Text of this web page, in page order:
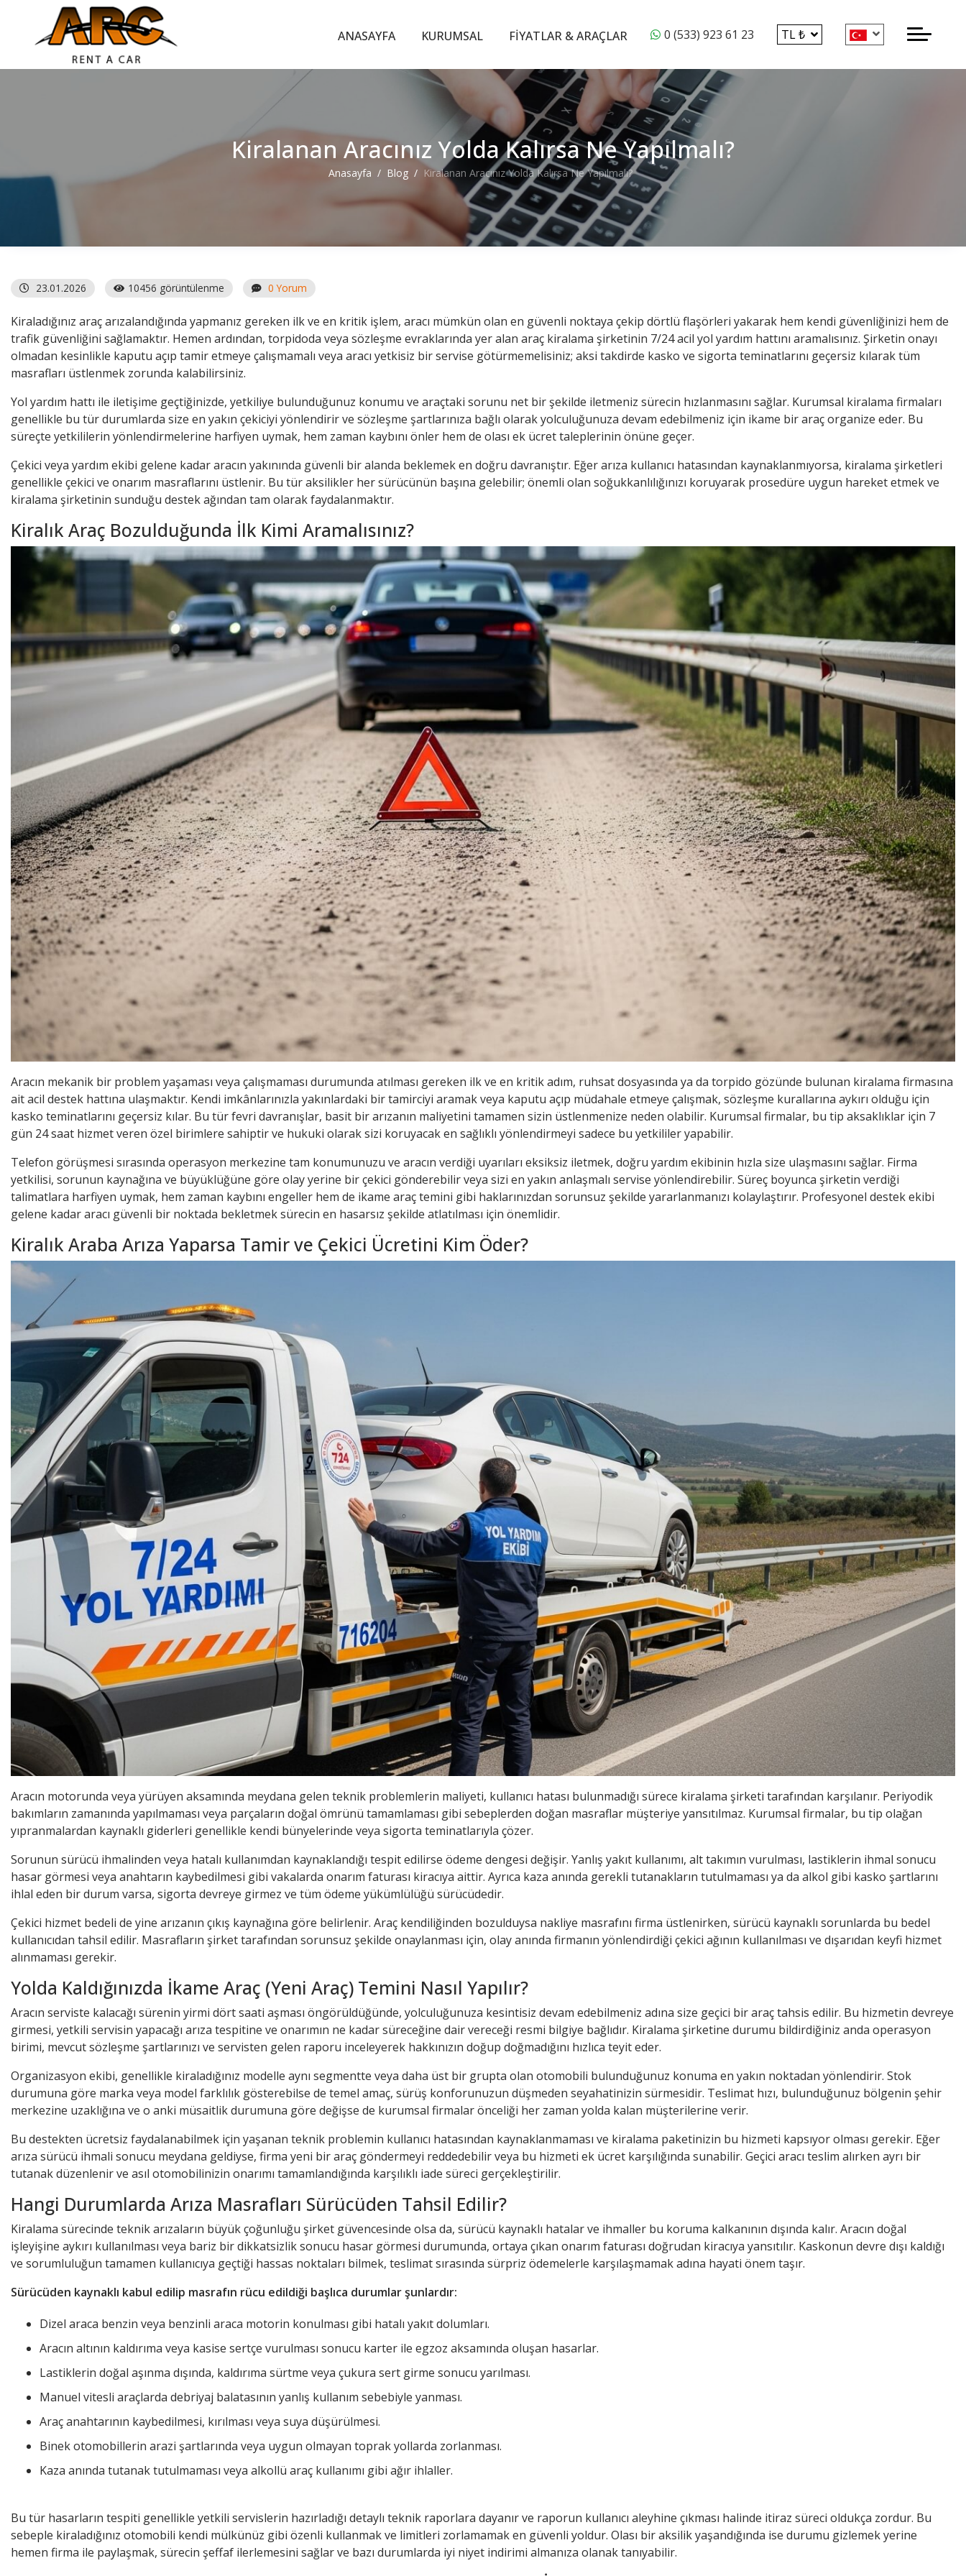
0 (533) 923 61 23 TL ₺
ANASAYFA KURUMSAL FIYATLAR & ARAÇLAR
Kiralanan Aracınız Yolda Kalırsa Ne Yapılmalı?
Anasayfa Blog Kiralanan Aracınız Yolda Kalırsa Ne Yapılmalı?
23.01.2026 10456 görüntülenme 0 Yorum
Kiraladığınız araç arızalandığında yapmanız gereken ilk ve en kritik işlem, aracı mümkün olan en güvenli noktaya çekip dörtlü flaşörleri yakarak hem kendi güvenliğinizi hem de
trafik güvenliğini sağlamaktır. Hemen ardından, torpidoda veya sözleşme evraklarında yer alan araç kiralama şirketinin 7/24 acil yol yardım hattını aramalısınız. Şirketin onayı
olmadan kesinlikle kaputu açıp tamir etmeye çalışmamalı veya aracı yetkisiz bir servise götürmemelisiniz; aksi takdirde kasko ve sigorta teminatlarını geçersiz kılarak tüm
masrafları üstlenmek zorunda kalabilirsiniz.
Yol yardım hattı ile iletişime geçtiğinizde, yetkiliye bulunduğunuz konumu ve araçtaki sorunu net bir şekilde iletmeniz sürecin hızlanmasını sağlar. Kurumsal kiralama firmaları
genellikle bu tür durumlarda size en yakın çekiciyi yönlendirir ve sözleşme şartlarınıza bağlı olarak yolculuğunuza devam edebilmeniz için ikame bir araç organize eder. Bu
süreçte yetkililerin yönlendirmelerine harfiyen uymak, hem zaman kaybını önler hem de olası ek ücret taleplerinin önüne geçer.
Çekici veya yardım ekibi gelene kadar aracın yakınında güvenli bir alanda beklemek en doğru davranıştır. Eğer arıza kullanıcı hatasından kaynaklanmıyorsa, kiralama şirketleri
genellikle çekici ve onarım masraflarını üstlenir. Bu tür aksilikler her sürücünün başına gelebilir; önemli olan soğukkanlılığınızı koruyarak prosedüre uygun hareket etmek ve
kiralama şirketinin sunduğu destek ağından tam olarak faydalanmaktır.
Kiralık Araç Bozulduğunda İlk Kimi Aramalısınız?
Aracın mekanik bir problem yaşaması veya çalışmaması durumunda atılması gereken ilk ve en kritik adım, ruhsat dosyasında ya da torpido gözünde bulunan kiralama firmasına
ait acil destek hattına ulaşmaktır. Kendi imkânlarınızla yakınlardaki bir tamirciyi aramak veya kaputu açıp müdahale etmeye çalışmak, sözleşme kurallarına aykırı olduğu için
kasko teminatlarını geçersiz kılar. Bu tür fevri davranışlar, basit bir arızanın maliyetini tamamen sizin üstlenmenize neden olabilir. Kurumsal firmalar, bu tip aksaklıklar için 7
gün 24 saat hizmet veren özel birimlere sahiptir ve hukuki olarak sizi koruyacak en sağlıklı yönlendirmeyi sadece bu yetkililer yapabilir.
Telefon görüşmesi sırasında operasyon merkezine tam konumunuzu ve aracın verdiği uyarıları eksiksiz iletmek, doğru yardım ekibinin hızla size ulaşmasını sağlar. Firma
yetkilisi, sorunun kaynağına ve büyüklüğüne göre olay yerine bir çekici gönderebilir veya sizi en yakın anlaşmalı servise yönlendirebilir. Süreç boyunca şirketin verdiği
talimatlara harfiyen uymak, hem zaman kaybını engeller hem de ikame araç temini gibi haklarınızdan sorunsuz şekilde yararlanmanızı kolaylaştırır. Profesyonel destek ekibi
gelene kadar aracı güvenli bir noktada bekletmek sürecin en hasarsız şekilde atlatılması için önemlidir.
Kiralık Araba Arıza Yaparsa Tamir ve Çekici Ücretini Kim Öder?
Aracın motorunda veya yürüyen aksamında meydana gelen teknik problemlerin maliyeti, kullanıcı hatası bulunmadığı sürece kiralama şirketi tarafından karşılanır. Periyodik
bakımların zamanında yapılmaması veya parçaların doğal ömrünü tamamlaması gibi sebeplerden doğan masraflar müşteriye yansıtılmaz. Kurumsal firmalar, bu tip olağan
yıpranmalardan kaynaklı giderleri genellikle kendi bünyelerinde veya sigorta teminatlarıyla çözer.
Sorunun sürücü ihmalinden veya hatalı kullanımdan kaynaklandığı tespit edilirse ödeme dengesi değişir. Yanlış yakıt kullanımı, alt takımın vurulması, lastiklerin ihmal sonucu
hasar görmesi veya anahtarın kaybedilmesi gibi vakalarda onarım faturası kiracıya aittir. Ayrıca kaza anında gerekli tutanakların tutulmaması ya da alkol gibi kasko şartlarını
ihlal eden bir durum varsa, sigorta devreye girmez ve tüm ödeme yükümlülüğü sürücüdedir.
Çekici hizmet bedeli de yine arızanın çıkış kaynağına göre belirlenir. Araç kendiliğinden bozulduysa nakliye masrafını firma üstlenirken, sürücü kaynaklı sorunlarda bu bedel
kullanıcıdan tahsil edilir. Masrafların şirket tarafından sorunsuz şekilde onaylanması için, olay anında firmanın yönlendirdiği çekici ağının kullanılması ve dışarıdan keyfi hizmet
alınmaması gerekir.
Yolda Kaldığınızda İkame Araç (Yeni Araç) Temini Nasıl Yapılır?
Aracın serviste kalacağı sürenin yirmi dört saati aşması öngörüldüğünde, yolculuğunuza kesintisiz devam edebilmeniz adına size geçici bir araç tahsis edilir. Bu hizmetin devreye
girmesi, yetkili servisin yapacağı arıza tespitine ve onarımın ne kadar süreceğine dair vereceği resmi bilgiye bağlıdır. Kiralama şirketine durumu bildirdiğiniz anda operasyon
birimi, mevcut sözleşme şartlarınızı ve servisten gelen raporu inceleyerek hakkınızın doğup doğmadığını hızlıca teyit eder.
Organizasyon ekibi, genellikle kiraladığınız modelle aynı segmentte veya daha üst bir grupta olan otomobili bulunduğunuz konuma en yakın noktadan yönlendirir. Stok
durumuna göre marka veya model farklılık gösterebilse de temel amaç, sürüş konforunuzun düşmeden seyahatinizin sürmesidir. Teslimat hızı, bulunduğunuz bölgenin şehir
merkezine uzaklığına ve o anki müsaitlik durumuna göre değişse de kurumsal firmalar önceliği her zaman yolda kalan müşterilerine verir.
Bu destekten ücretsiz faydalanabilmek için yaşanan teknik problemin kullanıcı hatasından kaynaklanmaması ve kiralama paketinizin bu hizmeti kapsıyor olması gerekir. Eğer
arıza sürücü ihmali sonucu meydana geldiyse, firma yeni bir araç göndermeyi reddedebilir veya bu hizmeti ek ücret karşılığında sunabilir. Geçici aracı teslim alırken ayrı bir
tutanak düzenlenir ve asıl otomobilinizin onarımı tamamlandığında karşılıklı iade süreci gerçekleştirilir.
Hangi Durumlarda Arıza Masrafları Sürücüden Tahsil Edilir?
Kiralama sürecinde teknik arızaların büyük çoğunluğu şirket güvencesinde olsa da, sürücü kaynaklı hatalar ve ihmaller bu koruma kalkanının dışında kalır. Aracın doğal
işleyişine aykırı kullanılması veya bariz bir dikkatsizlik sonucu hasar görmesi durumunda, ortaya çıkan onarım faturası doğrudan kiracıya yansıtılır. Kaskonun devre dışı kaldığı
ve sorumluluğun tamamen kullanıcıya geçtiği hassas noktaları bilmek, teslimat sırasında sürpriz ödemelerle karşılaşmamak adına hayati önem taşır.
Sürücüden kaynaklı kabul edilip masrafın rücu edildiği başlıca durumlar şunlardır:
Dizel araca benzin veya benzinli araca motorin konulması gibi hatalı yakıt dolumları.
Aracın altının kaldırıma veya kasise sertçe vurulması sonucu karter ile egzoz aksamında oluşan hasarlar.
Lastiklerin doğal aşınma dışında, kaldırıma sürtme veya çukura sert girme sonucu yarılması.
Manuel vitesli araçlarda debriyaj balatasının yanlış kullanım sebebiyle yanması.
Araç anahtarının kaybedilmesi, kırılması veya suya düşürülmesi.
Binek otomobillerin arazi şartlarında veya uygun olmayan toprak yollarda zorlanması.
Kaza anında tutanak tutulmaması veya alkollü araç kullanımı gibi ağır ihlaller.
Bu tür hasarların tespiti genellikle yetkili servislerin hazırladığı detaylı teknik raporlara dayanır ve raporun kullanıcı aleyhine çıkması halinde itiraz süreci oldukça zordur. Bu
sebeple kiraladığınız otomobili kendi mülkünüz gibi özenli kullanmak ve limitleri zorlamamak en güvenli yoldur. Olası bir aksilik yaşandığında ise durumu gizlemek yerine
hemen firma ile paylaşmak, sürecin şeffaf ilerlemesini sağlar ve bazı durumlarda iyi niyet indirimi almanıza olanak tanıyabilir.